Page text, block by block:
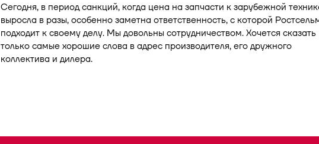
Сегодня, в период санкций, когда цена на запчасти к зарубежной
выросла в разы, особенно заметна ответственность, с которой
подходит к своему делу. Мы довольны сотрудничеством. Хочется сказать
только самые хорошие слова в адрес производителя, его дружного
коллектива и дилера.